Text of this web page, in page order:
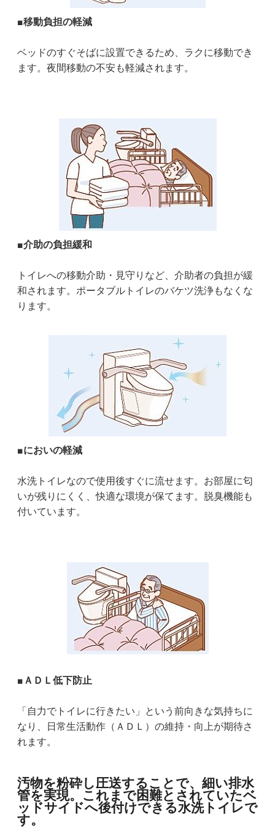
■移動負担の軽減
ベッドのすぐそばに設置できるため、ラクに移動でき
ます。夜間移動の不安も軽減されます。
■介助の負担緩和
トイレへの移動介助・見守りなど、介助者の負担が緩
和されます。ポータブルトイレのバケツ洗浄もなくな
ります。
■においの軽減
水洗トイレなので使用後すぐに流せます。お部屋に匂
いが残りにくく、快適な環境が保てます。脱臭機能も
付いています。
■ＡＤＬ低下防止
「自力でトイレに行きたい」という前向きな気持ちに
なり、日常生活動作（ＡＤＬ）の維持・向上が期待さ
れます。
汚物を粉砕し圧送することで、細い排水
管を実現。これまで困難とされていたベ
ッドサイドへ後付けできる水洗トイレで
す。